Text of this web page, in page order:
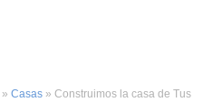
» Casas » Construimos la casa de Tus